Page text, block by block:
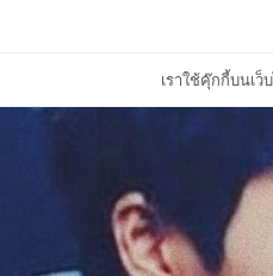
เราใช้คุ๊กกี้บนเ